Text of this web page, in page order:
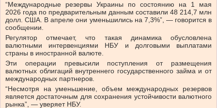
“Международные резервы Украины по состоянию на 1 мая
2026 года по предварительным данным составили 48 214,7 млн
долл. США. В апреле они уменьшились на 7,3%”, — говорится в
сообщении.
Регулятор отмечает, что такая динамика обусловлена
валютными интервенциями НБУ и долговыми выплатами
страны в иностранной валюте.
Эти операции превысили поступления от размещения
валютных облигаций внутреннего государственного займа и от
международных партнеров.
“Несмотря на уменьшение, объем международных резервов
является достаточным для сохранения устойчивости валютного
рынка”, — уверяет НБУ.